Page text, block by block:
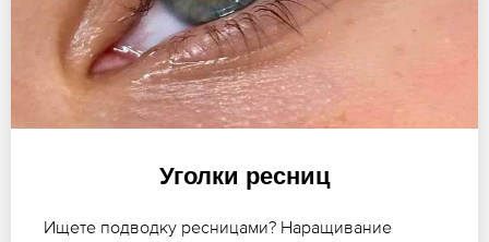
Уголки ресниц
Ищете подводку ресницами? Наращивание